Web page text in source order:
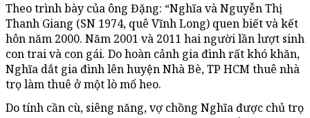
Theo trình bày của ông Đặng: “Nghĩa và Nguyễn Thị
Thanh Giang (SN 1974, quê Vĩnh Long) quen biết và kết
hôn năm 2000. Năm 2001 và 2011 hai người lần lượt sinh
con trai và con gái. Do hoàn cảnh gia đình rất khó khăn,
Nghĩa dắt gia đình lên huyện Nhà Bè, TP HCM thuê nhà
trọ làm thuê ở một lò mổ heo.
Do tính cần cù, siêng năng, vợ chồng Nghĩa được chủ trọ